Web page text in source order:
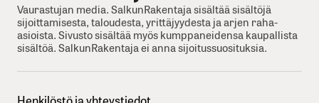
Vaurastujan media. SalkunRakentaja sisältää sisältöjä
sijoittamisesta, taloudesta, yrittäjyydesta ja arjen raha-
asioista. Sivusto sisältää myös kumppaneidensa kaupallista
sisältöä. SalkunRakentaja ei anna sijoitussuosituksia.